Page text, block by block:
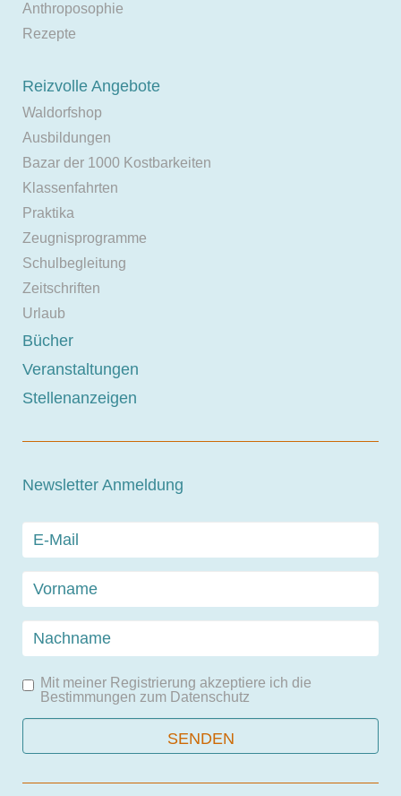
Anthroposophie
Rezepte
Reizvolle Angebote
Waldorfshop
Ausbildungen
Bazar der 1000 Kostbarkeiten
Klassenfahrten
Praktika
Zeugnisprogramme
Schulbegleitung
Zeitschriften
Urlaub
Bücher
Veranstaltungen
Stellenanzeigen
Newsletter Anmeldung
Mit meiner Registrierung akzeptiere ich die
Bestimmungen zum Datenschutz